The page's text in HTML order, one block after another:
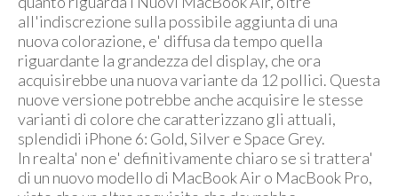
all'indiscrezione sulla possibile aggiunta di una
nuova colorazione, e' diffusa da tempo quella
riguardante la grandezza del display, che ora
acquisirebbe una nuova variante da 12 pollici. Questa
nuove versione potrebbe anche acquisire le stesse
varianti di colore che caratterizzano gli attuali,
splendidi iPhone 6: Gold, Silver e Space Grey.
In realta' non e' definitivamente chiaro se si trattera'
di un nuovo modello di MacBook Air o MacBook Pro,